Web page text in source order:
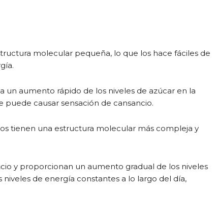
molecular pequeña, lo que los hace fáciles de
un aumento rápido de los niveles de azúcar en la
causar sensación de cansancio.
tienen una estructura molecular más compleja y
y proporcionan un aumento gradual de los niveles
de energía constantes a lo largo del día,